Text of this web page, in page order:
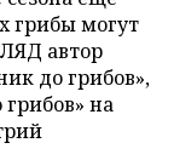
грибы могут
автор
до грибов»,
на